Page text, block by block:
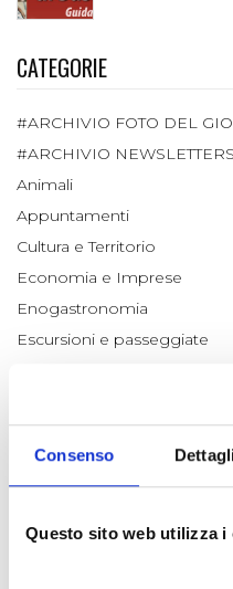
Consenso
Questo sito web utilizza i
CATEGORIE
#ARCHIVIO FOTO DEL
#ARCHIVIO NEWSLETTERS
Animali
Appuntamenti
Cultura e Territorio
Economia e Imprese
Enogastronomia
Escursioni e passeggiate
Natale a km zero
Notizie dalle Aziende
Ricette
Scienza e Ambiente